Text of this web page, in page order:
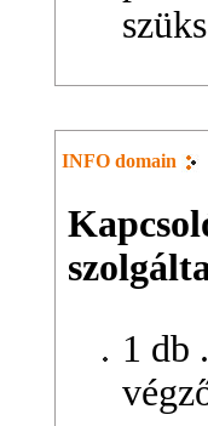
INFO domain
1 db